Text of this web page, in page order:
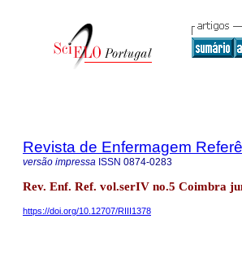
Revista de Enfermagem
versão impressa ISSN 0874-0283
Rev. Enf. Ref. vol.serIV no.5 Coimbra
https://doi.org/10.12707/RIII1378